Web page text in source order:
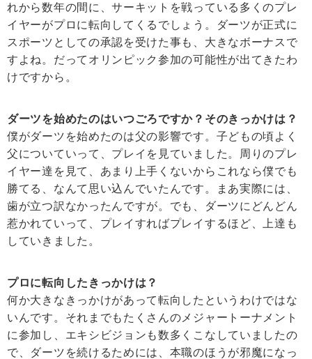
れから数年の間に、サーキットを戦っている多くのプレ
イヤーがプロに転向してくるでしょう。ダーツが正式に
スポーツとしての承認を受けた事も、大きなボーナスで
すよね。だってオリンピック参加の可能性が出てきたわ
けですから。
ダーツを始めたのはいつごろですか？そのきっかけは？
僕がダーツを始めたのは父の影響です。子どもの頃よく
父についていって、プレイを見ていました。周りのプレ
イヤー達を見て、あまり上手くないからこれなら僕でも
勝てる、なんて思い込んでいたんです。まあ実際には、
歯が立つ訳なかったんですが。でも、ダーツにどんどん
惹かれていって、プレイすればプレイするほど、上達も
していきました。
プロに転向したきっかけは？
何か大きなきっかけがあって転向したというわけではな
いんです。それまでもたくさんのメジャートーナメント
に参加し、エキシビジョンも数多くこなしていましたの
で、ダーツを続けるためには、本職のほうが邪魔になっ